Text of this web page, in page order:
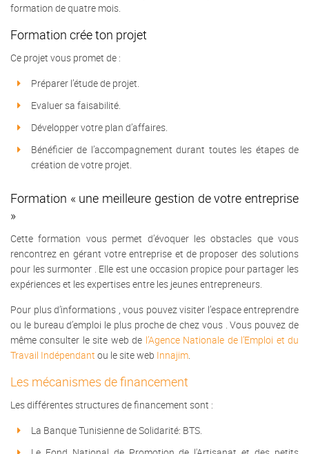
formation de quatre mois.
Formation crée ton projet
Ce projet vous promet de :
Préparer l’étude de projet.
Evaluer sa faisabilité.
Développer votre plan d’affaires.
Bénéficier de l’accompagnement durant toutes les étapes de
création de votre projet.
Formation « une meilleure gestion de votre entreprise
»
Cette formation vous permet d’évoquer les obstacles que vous
rencontrez en gérant votre entreprise et de proposer des solutions
pour les surmonter . Elle est une occasion propice pour partager les
expériences et les expertises entre les jeunes entrepreneurs.
Pour plus d’informations , vous pouvez visiter l’espace entreprendre
ou le bureau d’emploi le plus proche de chez vous . Vous pouvez de
même consulter le site web de l’Agence Nationale de l’Emploi et du
Travail Indépendant ou le site web Innajim.
Les mécanismes de financement
Les différentes structures de financement sont :
La Banque Tunisienne de Solidarité: BTS.